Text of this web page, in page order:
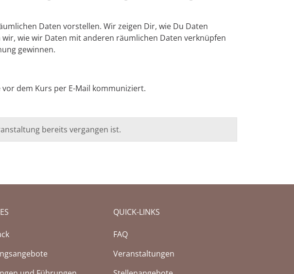
Daten vorstellen. Wir zeigen Dir, wie Du Daten
wie wir Daten mit anderen räumlichen Daten verknüpfen
gewinnen.
dem Kurs per E-Mail kommuniziert.
bereits vergangen ist.
QUICK-LINKS
FAQ
Veranstaltungen